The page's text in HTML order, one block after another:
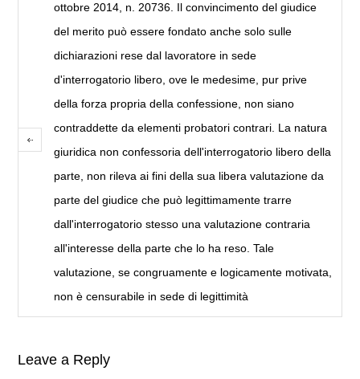
ottobre 2014, n. 20736. Il convincimento del giudice
del merito può essere fondato anche solo sulle
dichiarazioni rese dal lavoratore in sede
d'interrogatorio libero, ove le medesime, pur prive
della forza propria della confessione, non siano
contraddette da elementi probatori contrari. La natura
giuridica non confessoria dell'interrogatorio libero della
parte, non rileva ai fini della sua libera valutazione da
parte del giudice che può legittimamente trarre
dall'interrogatorio stesso una valutazione contraria
all'interesse della parte che lo ha reso. Tale
valutazione, se congruamente e logicamente motivata,
non è censurabile in sede di legittimità
Leave a Reply